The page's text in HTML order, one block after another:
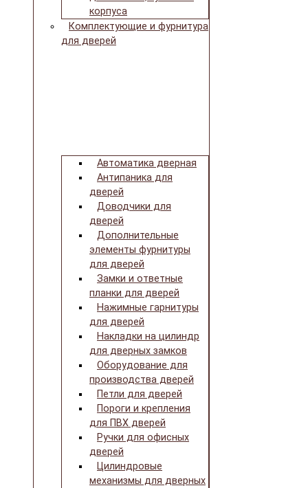
корпуса
Комплектующие и фурнитура
для дверей
Автоматика дверная
Антипаника для
дверей
Доводчики для
дверей
Дополнительные
элементы фурнитуры
для дверей
Замки и ответные
планки для дверей
Нажимные гарнитуры
для дверей
Накладки на цилиндр
для дверных замков
Оборудование для
производства дверей
Петли для дверей
Пороги и крепления
для ПВХ дверей
Ручки для офисных
дверей
Цилиндровые
механизмы для дверных